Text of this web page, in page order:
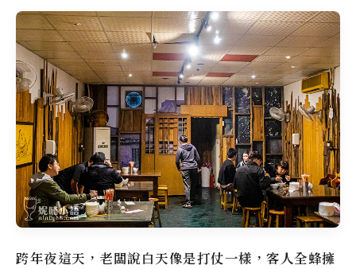
跨年夜這天，老闆說白天像是打仗一樣，客人全蜂擁